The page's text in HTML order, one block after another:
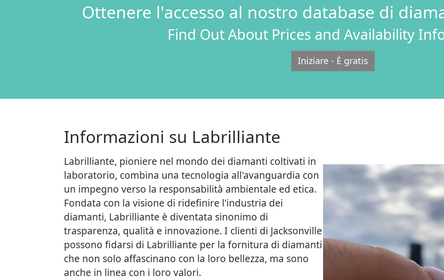
Ottenere l'accesso al nostro database di
Find Out About Prices and Availability
Iniziare - È gratis
Informazioni su Labrilliante
Labrilliante, pioniere nel mondo dei diamanti coltivati in
laboratorio, combina una tecnologia all'avanguardia con
un impegno verso la responsabilità ambientale ed etica.
Fondata con la visione di ridefinire l'industria dei
diamanti, Labrilliante è diventata sinonimo di
trasparenza, qualità e innovazione. I clienti di Jacksonville
possono fidarsi di Labrilliante per la fornitura di diamanti
che non solo affascinano con la loro bellezza, ma sono
anche in linea con i loro valori.